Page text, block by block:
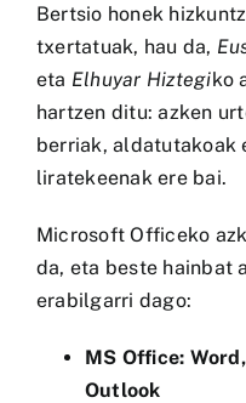
Bertsio honek
txertatuak, hau da,
eta Elhuyar Hiztegiko
hartzen ditu: azken
berriak, aldatutakoak
liratekeenak ere bai.
Microsoft Officeko
da, eta beste hainbat
erabilgarri dago:
MS Office:
Outlook